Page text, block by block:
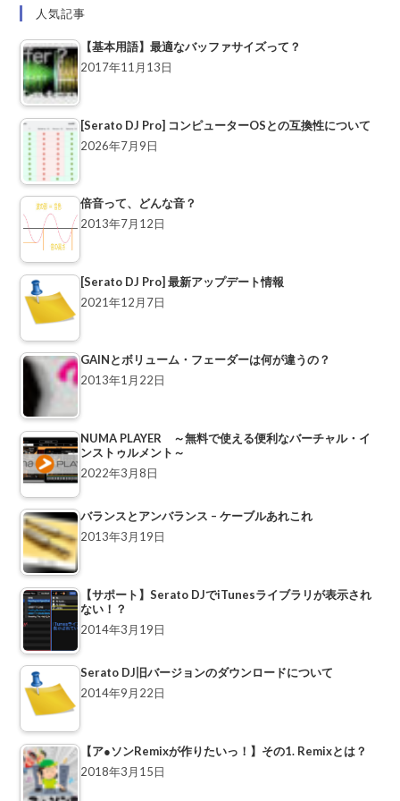
人気記事
【基本用語】最適なバッファサイズって？
2017年11月13日
[Serato DJ Pro] コンピューターOSとの互換性について
2026年7月9日
倍音って、どんな音？
2013年7月12日
[Serato DJ Pro] 最新アップデート情報
2021年12月7日
GAINとボリューム・フェーダーは何が違うの？
2013年1月22日
NUMA PLAYER ～無料で使える便利なバーチャル・イ
ンストゥルメント～
2022年3月8日
バランスとアンバランス – ケーブルあれこれ
2013年3月19日
【サポート】Serato DJでiTunesライブラリが表示され
ない！？
2014年3月19日
Serato DJ旧バージョンのダウンロードについて
2014年9月22日
【ア●ソンRemixが作りたいっ！】その1. Remixとは？
2018年3月15日